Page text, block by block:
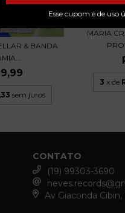
Esse cupom é de
& BANDA
sem juros
MARIA
3 x de
CONTATO
(19) 99303-3690
Av Giaconda